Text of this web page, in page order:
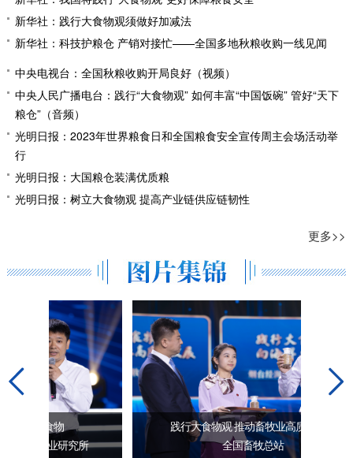
新华社：践行大食物观须做好加减法
新华社：科技护粮仓 产销对接忙——全国多地秋粮收购一线见闻
中央电视台：全国秋粮收购开局良好（视频）
中央人民广播电台：践行“大食物观” 如何丰富“中国饭碗” 管好“天下
粮仓”（音频）
光明日报：2023年世界粮食日和全国粮食安全宣传周主会场活动举
行
光明日报：大国粮仓装满优质粮
光明日报：树立大食物观 提高产业链供应链韧性
更多>>
践行大食物观 推动畜牧业高质量发展
全国畜牧总站